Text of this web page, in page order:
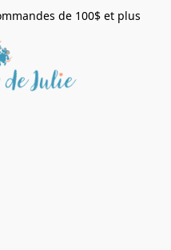
de 100$ et plus